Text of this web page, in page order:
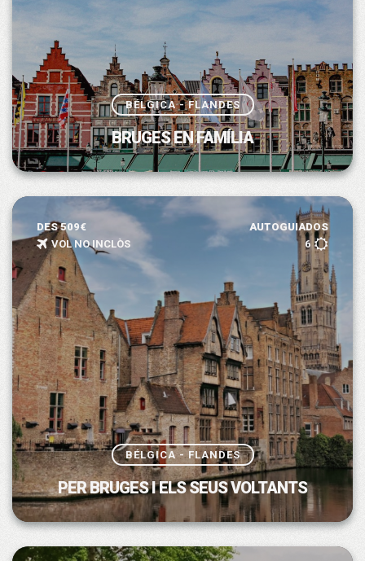
BÉLGICA - FLANDES
BRUGES EN FAMÍLIA
DES 509€
AUTOGUIADOS
VOL NO INCLÒS
6
BÉLGICA - FLANDES
PER BRUGES I ELS SEUS VOLTANTS